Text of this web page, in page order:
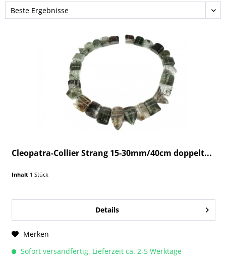
Cleopatra-Collier Strang 15-30mm/40cm doppelt...
Inhalt 1 Stück
Details
Merken
Sofort versandfertig, Lieferzeit ca. 2-5 Werktage